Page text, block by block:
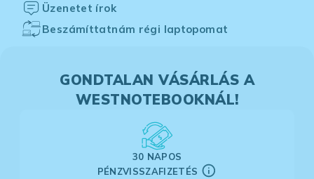
Üzenetet írok
Beszámíttatnám régi laptopomat
GONDTALAN VÁSÁRLÁS A
WESTNOTEBOOKNÁL!
30 NAPOS
PÉNZVISSZAFIZETÉS